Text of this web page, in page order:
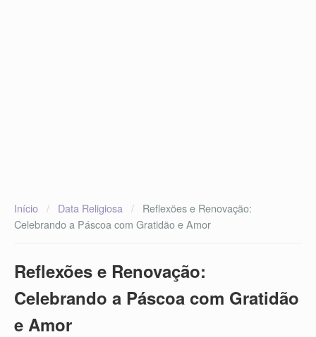
Início / Data Religiosa /
Reflexões e Renovação:
Celebrando a Páscoa com Gratidão e Amor
Reflexões e Renovação:
Celebrando a Páscoa com Gratidão
e Amor